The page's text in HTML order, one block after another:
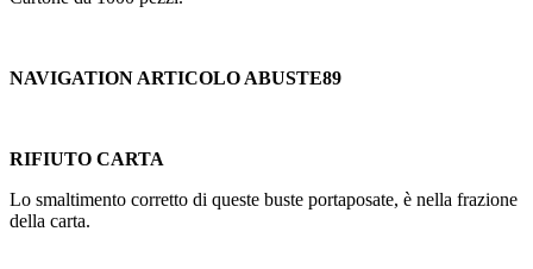
NAVIGATION ARTICOLO ABUSTE89
RIFIUTO CARTA
Lo smaltimento corretto di queste buste portaposate, è nella frazione
della carta.